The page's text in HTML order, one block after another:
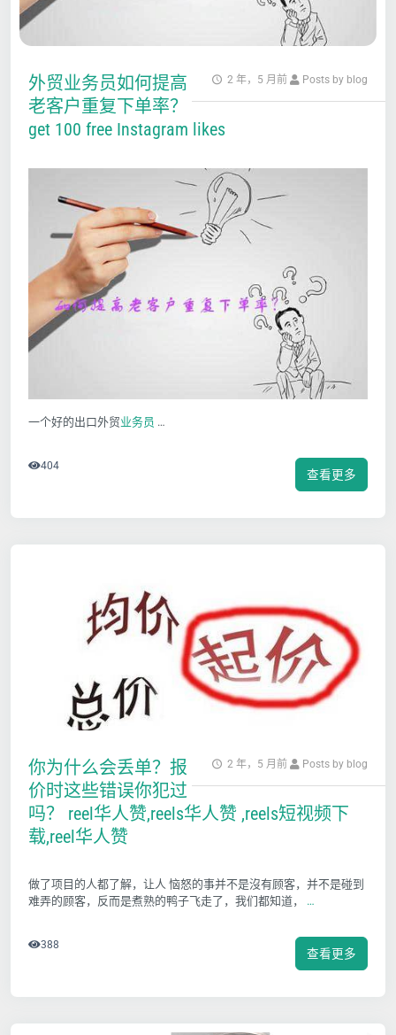
2 年，5 月前 Posts by blog
外贸业务员如何提高
老客户重复下单率？
get 100 free Instagram likes
一个好的出口外贸业务员 …
查看更多
404
2 年，5 月前 Posts by blog
你为什么会丢单？报
价时这些错误你犯过
吗？ reel华人赞,reels华人赞 ,reels短视频下
载,reel华人赞
做了项目的人都了解，让人 恼怒的事并不是沒有顾客，并不是碰到
难弄的顾客，反而是煮熟的鸭子飞走了，我们都知道，
…
查看更多
388